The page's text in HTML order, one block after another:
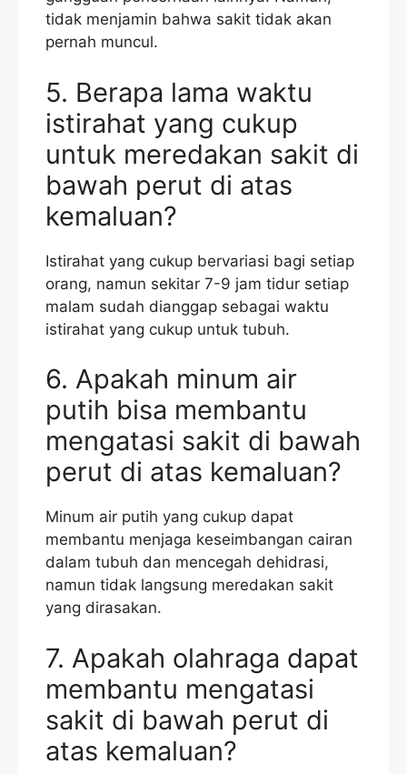
tidak menjamin bahwa sakit tidak akan
pernah muncul.
5. Berapa lama waktu
istirahat yang cukup
untuk meredakan sakit di
bawah perut di atas
kemaluan?
Istirahat yang cukup bervariasi bagi setiap
orang, namun sekitar 7-9 jam tidur setiap
malam sudah dianggap sebagai waktu
istirahat yang cukup untuk tubuh.
6. Apakah minum air
putih bisa membantu
mengatasi sakit di bawah
perut di atas kemaluan?
Minum air putih yang cukup dapat
membantu menjaga keseimbangan cairan
dalam tubuh dan mencegah dehidrasi,
namun tidak langsung meredakan sakit
yang dirasakan.
7. Apakah olahraga dapat
membantu mengatasi
sakit di bawah perut di
atas kemaluan?